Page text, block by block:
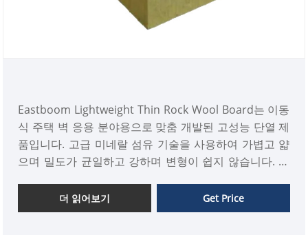
Eastboom Lightweight Thin Rock Wool Board는 이동
식 주택 벽 응용 분야용으로 맞춤 개발된 고성능 단열 제
품입니다. 고급 미네랄 섬유 기술을 사용하여 가볍고 얇
으며 밀도가 균일하고 강하며 변형이 쉽지 않습니다. 모
정할 수 있습니다. 구매가 안전하고 사용이 신뢰할 수 있
습니다.
더 읽어보기 Get Price